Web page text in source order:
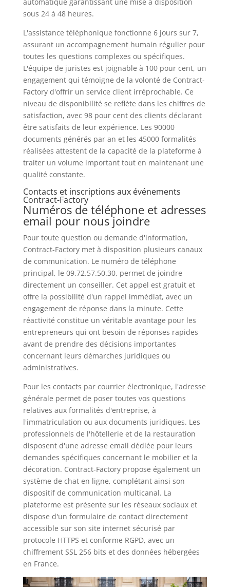
sous 24 à 48 heures.
L'assistance téléphonique fonctionne 6 jours sur 7,
assurant un accompagnement humain régulier pour
toutes les questions complexes ou spécifiques.
L'équipe de juristes est joignable à 100 pour cent, un
engagement qui témoigne de la volonté de Contract-
Factory d'offrir un service client irréprochable. Ce
niveau de disponibilité se reflète dans les chiffres de
satisfaction, avec 98 pour cent des clients déclarant
être satisfaits de leur expérience. Les 90000
documents générés par an et les 45000 formalités
réalisées attestent de la capacité de la plateforme à
traiter un volume important tout en maintenant une
qualité constante.
Contacts et inscriptions aux événements
Contract-Factory
Numéros de téléphone et adresses
email pour nous joindre
Pour toute question ou demande d'information,
Contract-Factory met à disposition plusieurs canaux
de communication. Le numéro de téléphone
principal, le 09.72.57.50.30, permet de joindre
directement un conseiller. Cet appel est gratuit et
offre la possibilité d'un rappel immédiat, avec un
engagement de réponse dans la minute. Cette
réactivité constitue un véritable avantage pour les
entrepreneurs qui ont besoin de réponses rapides
avant de prendre des décisions importantes
concernant leurs démarches juridiques ou
administratives.
Pour les contacts par courrier électronique, l'adresse
générale permet de poser toutes vos questions
relatives aux formalités d'entreprise, à
l'immatriculation ou aux documents juridiques. Les
professionnels de l'hôtellerie et de la restauration
disposent d'une adresse email dédiée pour leurs
demandes spécifiques concernant le mobilier et la
décoration. Contract-Factory propose également un
système de chat en ligne, complétant ainsi son
dispositif de communication multicanal. La
plateforme est présente sur les réseaux sociaux et
dispose d'un formulaire de contact directement
accessible sur son site internet sécurisé par
protocole HTTPS et conforme RGPD, avec un
chiffrement SSL 256 bits et des données hébergées
en France.